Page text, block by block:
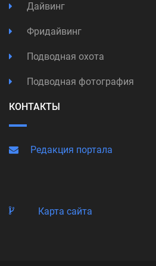
Дайвинг
Фридайвинг
Подводная охота
Подводная фотография
КОНТАКТЫ
Редакция портала
Карта сайта